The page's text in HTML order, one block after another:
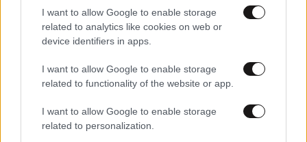
I want to allow Google to enable storage
related to analytics like cookies on web or
device identifiers in apps.
I want to allow Google to enable storage
related to functionality of the website or app.
I want to allow Google to enable storage
related to personalization.
Σάλος στην Ιταλία για ζευγάρι που πλήρωσε σε
εστιατόριο 430 ευρώ